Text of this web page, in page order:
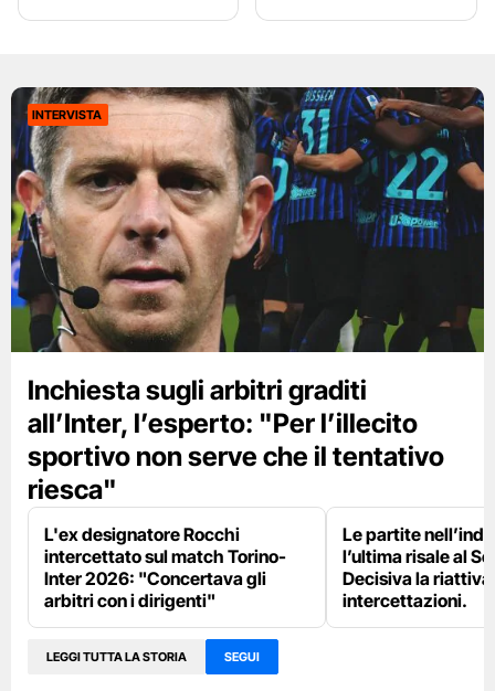
INTERVISTA
Inchiesta sugli arbitri graditi
all’Inter, l’esperto: "Per l’illecito
sportivo non serve che il tentativo
riesca"
L'ex designatore Rocchi
intercettato sul match Torino-
Inter 2026: "Concertava gli
arbitri con i dirigenti"
Le partite
l’ultima risale al
Decisiva la
intercettazioni.
LEGGI TUTTA LA STORIA SEGUI